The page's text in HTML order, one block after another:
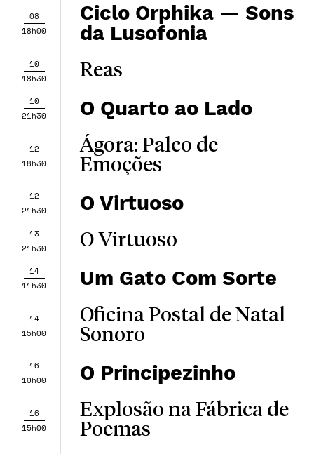
08
18h00
Ciclo Orphika — Sons
da Lusofonia
10
18h30
Reas
10
21h30
O Quarto ao Lado
12
18h30
Ágora: Palco de
Emoções
12
21h30
O Virtuoso
13
21h30
O Virtuoso
14
11h30
Um Gato Com Sorte
14
15h00
Oficina Postal de Natal
Sonoro
16
10h00
O Principezinho
16
15h00
Explosão na Fábrica de
Poemas